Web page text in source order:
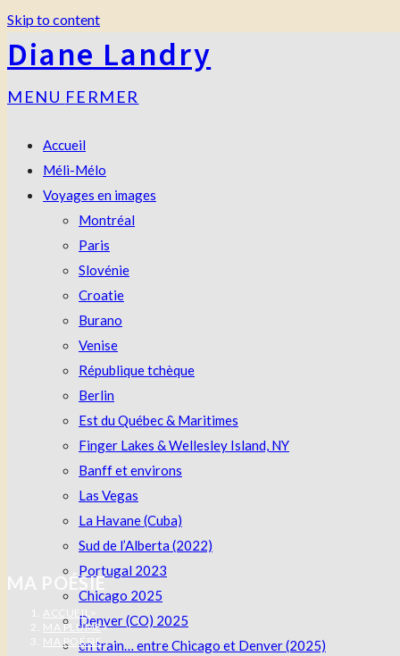
Skip to content
Diane Landry
MENU FERMER
Accueil
Méli-Mélo
Voyages en images
Montréal
Paris
Slovénie
Croatie
Burano
Venise
République tchèque
Berlin
Est du Québec & Maritimes
Finger Lakes & Wellesley Island, NY
Banff et environs
Las Vegas
La Havane (Cuba)
Sud de l’Alberta (2022)
Portugal 2023
Chicago 2025
Denver (CO) 2025
en train… entre Chicago et Denver (2025)
MA POÉSIE
ACCUEIL
MA PLUME>
MA POÉSIE